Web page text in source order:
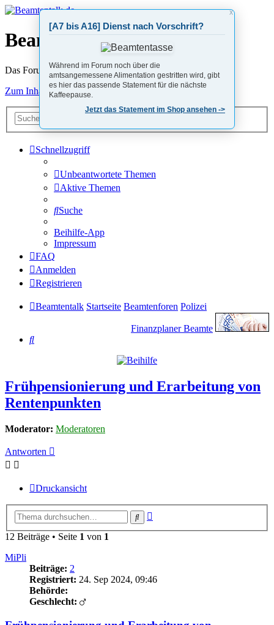
X
[A7 bis A16] Dienst nach Vorschrift?
Während im Forum noch über die
amtsangemessene Alimentation gestritten wird, gibt
es hier das passende Statement für die nächste
Kaffeepause.
Jetzt das Statement im Shop ansehen ->
Beamtentalk.de
Das Forum von Beamten für Beamte
Zum Inhalt
Erweiterte
Suche
Schnellzugriff
Unbeantwortete Themen
Aktive Themen
Suche
Beihilfe-App
Impressum
FAQ
Anmelden
Registrieren
Beamtentalk Startseite Beamtenforen Polizei
Finanzplaner Beamte
Suche
Frühpensionierung und Erarbeitung von
Rentenpunkten
Moderator: Moderatoren
Antworten
Druckansicht
Suche
12 Beiträge • Seite 1 von 1
MiPli
Beiträge: 2
Registriert: 24. Sep 2024, 09:46
Behörde:
Geschlecht: